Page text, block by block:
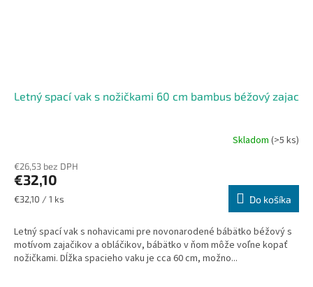
Letný spací vak s nožičkami 60 cm bambus béžový zajac
produktu
je
5,0
hviezdičiek.
Skladom(>5 ks)
€26,53 bez DPH
€32,10
Jednotková
€32,10 / 1 ks Do košíka
Letný spací vak s nohavicami pre novonarodené bábätko béžový s
motívom zajačikov a obláčikov, bábätko v ňom môže voľne kopať
nožičkami. Dĺžka spacieho vaku je cca 60 cm, možno...